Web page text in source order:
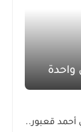
أحمد قعبور..